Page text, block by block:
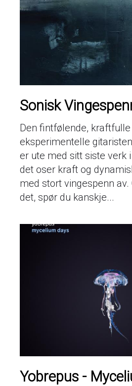
Sonisk
Den fintfølende,
eksperimentelle
er ute med sitt siste verk
det oser kraft og
med stort vingespenn av.
det, spør du kanskje...
Yobrepus -